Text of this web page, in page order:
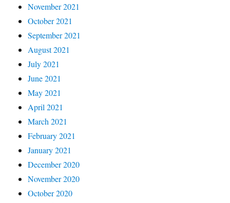
November 2021
October 2021
September 2021
August 2021
July 2021
June 2021
May 2021
April 2021
March 2021
February 2021
January 2021
December 2020
November 2020
October 2020